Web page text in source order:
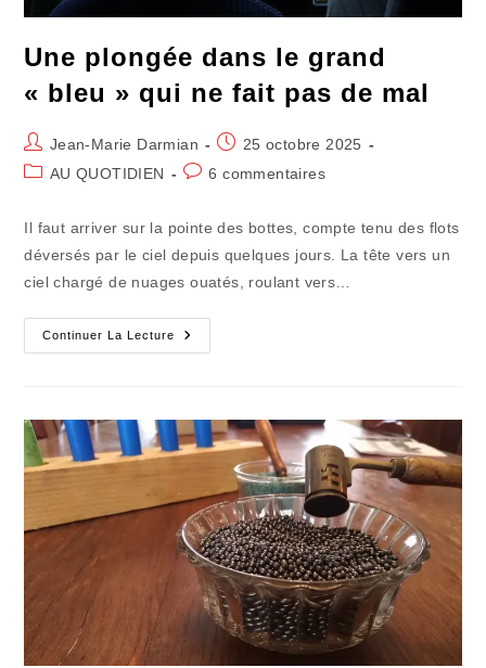
Une plongée dans le grand
« bleu » qui ne fait pas de mal
Auteur/autrice
de
Jean-Marie Darmian
Publication
25 octobre 2025
PostAU QUOTIDIEN
Commentaires
6 commentaires
Il faut arriver sur la pointe des bottes, compte tenu des flots
déversés par le ciel depuis quelques jours. La tête vers un
ciel chargé de nuages ouatés, roulant vers…
Continuer La Lecture
Une
Plongée
Qui
Ne
Fait
Mal